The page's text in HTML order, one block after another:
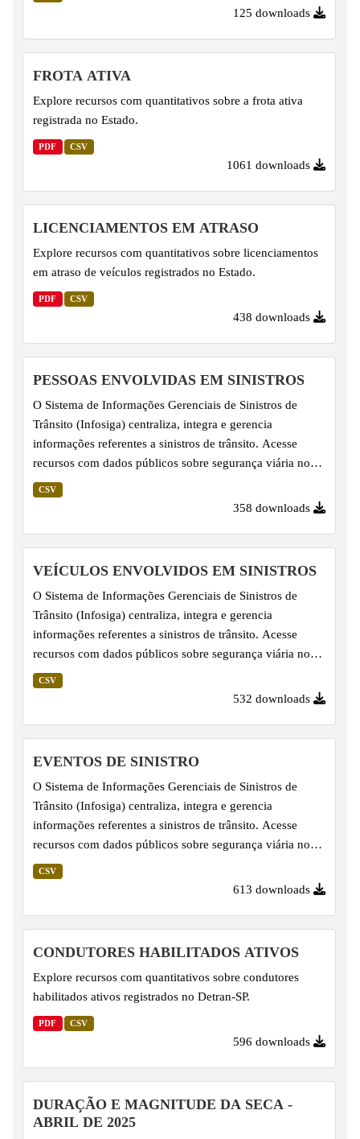
125 downloads
FROTA ATIVA
Explore recursos com quantitativos sobre a frota ativa
registrada no Estado.
PDF CSV
1061 downloads
LICENCIAMENTOS EM ATRASO
Explore recursos com quantitativos sobre licenciamentos
em atraso de veículos registrados no Estado.
PDF CSV
438 downloads
PESSOAS ENVOLVIDAS EM SINISTROS
O Sistema de Informações Gerenciais de Sinistros de
Trânsito (Infosiga) centraliza, integra e gerencia
informações referentes a sinistros de trânsito. Acesse
recursos com dados públicos sobre segurança viária no
Estado de São Paulo. Os dados sobre Pessoas Envolvidas
em Sinistros são apresentados em arquivos CSV
podem ter seus dados revisados, em virtude da
atualização pelos fornecedores dos dados - Corpo de
Bombeiros, Polícia...
CSV
358 downloads
VEÍCULOS ENVOLVIDOS EM SINISTROS
O Sistema de Informações Gerenciais de Sinistros de
Trânsito (Infosiga) centraliza, integra e gerencia
informações referentes a sinistros de trânsito. Acesse
recursos com dados públicos sobre segurança viária no
Estado de São Paulo. Os dados sobre Veículos Envolvidos
em Sinistros são apresentados em arquivos CSV
podem ter seus dados revisados, em virtude da
atualização pelos fornecedores dos dados - Corpo de
Bombeiros, Polícia...
CSV
532 downloads
EVENTOS DE SINISTRO
O Sistema de Informações Gerenciais de Sinistros de
Trânsito (Infosiga) centraliza, integra e gerencia
informações referentes a sinistros de trânsito. Acesse
recursos com dados públicos sobre segurança viária no
Estado de São Paulo. Os dados sobre Eventos de Sinistro
são apresentados em arquivos CSV consolidados
fornecedores dos dados - Corpo de Bombeiros, Polícia
Civil do Estado de São Paulo (PCSP), Polícia Militar do
Estado de São...
CSV
613 downloads
CONDUTORES HABILITADOS ATIVOS
Explore recursos com quantitativos sobre condutores
habilitados ativos registrados no Detran-SP.
PDF CSV
596 downloads
DURAÇÃO E MAGNITUDE DA SECA -
ABRIL DE 2025